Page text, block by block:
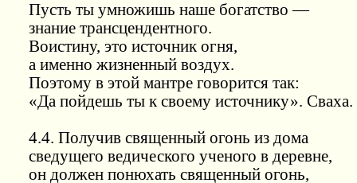
Пусть ты умножишь наше богатство —
знание трансцендентного.
Воистину, это источник огня,
а именно жизненный воздух.
Поэтому в этой мантре говорится так:
«Да пойдешь ты к своему источнику». Сваха.
4.4. Получив священный огонь из дома
сведущего ведического ученого в деревне,
он должен понюхать священный огонь,